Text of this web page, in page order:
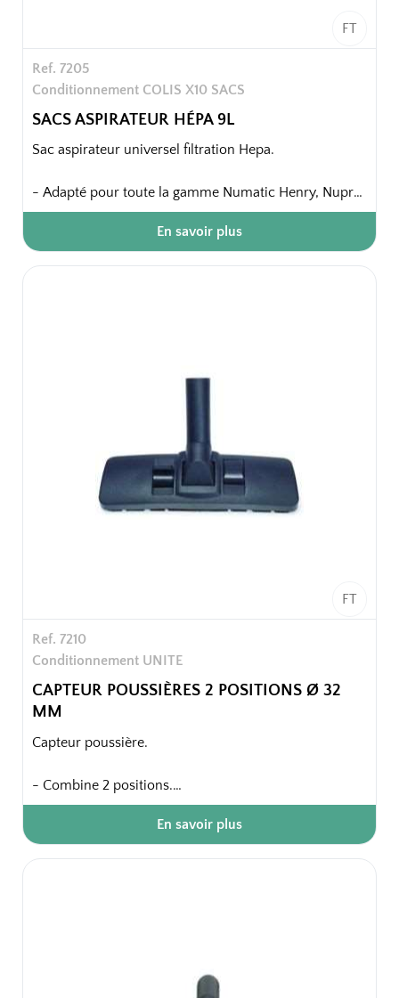
FT
Ref. 7205
Conditionnement COLIS X10 SACS
SACS ASPIRATEUR HÉPA 9L
Sac aspirateur universel filtration Hepa.
- Adapté pour toute la gamme Numatic Henry, Nupro
Plus, Henry plus, Hetty plus, Numatic Nupro, et toute
la gamme aspirateur Numatic dont la capacité de
cuve est de 9 litres.
En savoir plus
FT
Ref. 7210
Conditionnement UNITE
CAPTEUR POUSSIÈRES 2 POSITIONS Ø 32
MM
Capteur poussière.
- Combine 2 positions.
- Diamètre 32mm.
- Produit adaptable pour tous les aspirateurs de
diamètre 32mm.
En savoir plus